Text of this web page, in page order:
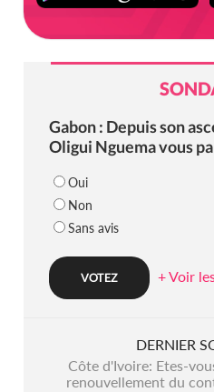
Gabon : Depuis son
Oligui Nguema vous
Oui
Non
Sans avis
+ Voir
DERNIER
Côte d'Ivoire: Etes-
renouvellement du